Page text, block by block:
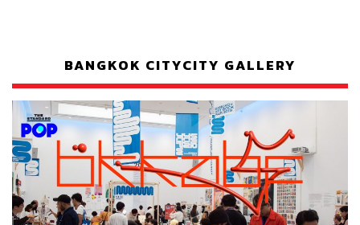
BANGKOK CITYCITY GALLERY